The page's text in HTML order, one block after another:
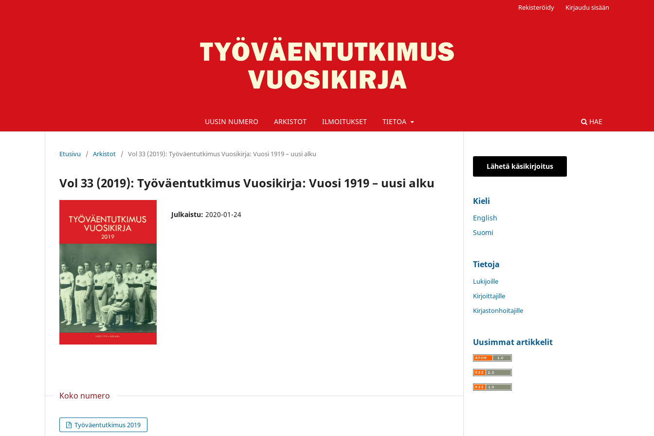
UUSIN NUMERO ARKISTOT ILMOITUKSET TIETOA HAE
Rekisteröidy Kirjaudu sisään
Etusivu / Arkistot / Vol 33 (2019): Työväentutkimus Vuosikirja: Vuosi 1919 – uusi alku
Vol 33 (2019): Työväentutkimus Vuosikirja: Vuosi 1919 – uusi alku
Julkaistu: 2020-01-24
Koko numero
Työväentutkimus 2019
Lähetä käsikirjoitus
Kieli
English
Suomi
Tietoja
Lukijoille
Kirjoittajille
Kirjastonhoitajille
Uusimmat artikkelit